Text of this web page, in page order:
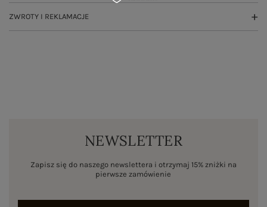
ZWROTY I REKLAMACJE
NEWSLETTER
Zapisz się do naszego newslettera i otrzymaj 15% zniżki na
pierwsze zamówienie